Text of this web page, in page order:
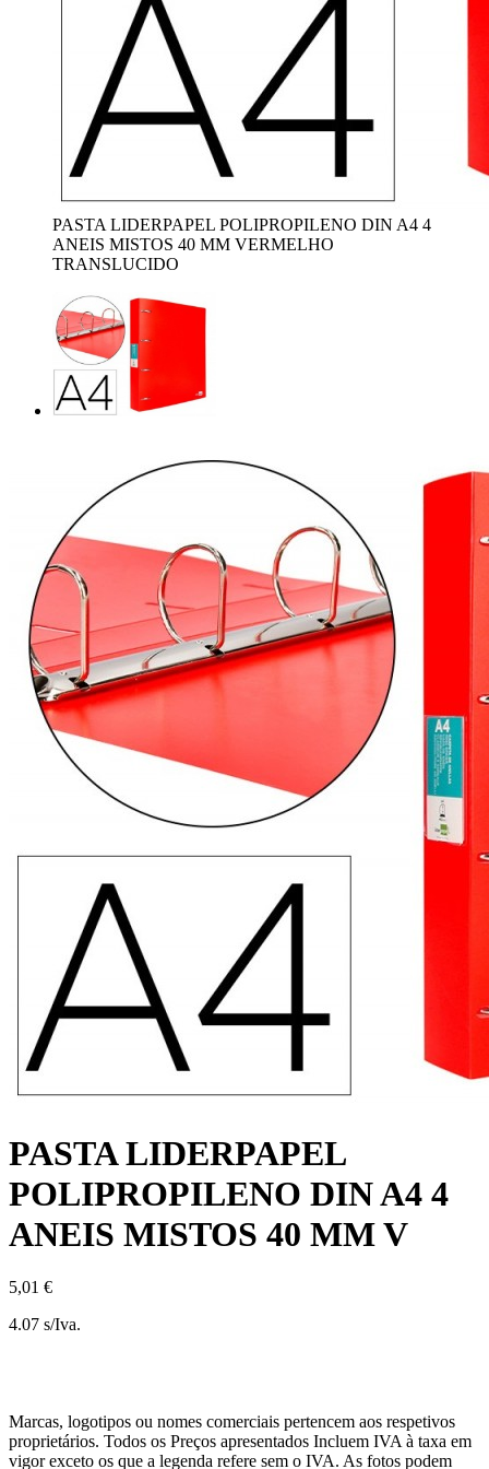
PASTA LIDERPAPEL POLIPROPILENO DIN A4 4
ANEIS MISTOS 40 MM VERMELHO
TRANSLUCIDO
PASTA LIDERPAPEL
POLIPROPILENO DIN A4 4
ANEIS MISTOS 40 MM V
5,01 €
4.07 s/Iva.
Marcas, logotipos ou nomes comerciais pertencem aos respetivos
proprietários. Todos os Preços apresentados Incluem IVA à taxa em
vigor exceto os que a legenda refere sem o IVA. As fotos podem